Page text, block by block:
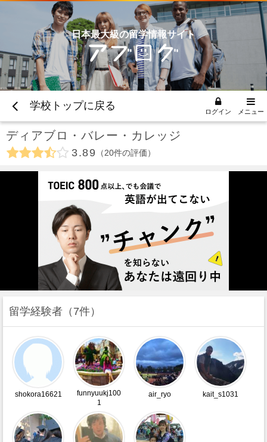
日本最大級の留学情報サイト
学校トップに戻る ログイン メニュー
ディアブロ・バレー・カレッジ
3.89 20件の評価
留学経験者 7件
shokora16621
funnyuukj100
1
air_ryo kait_s1031